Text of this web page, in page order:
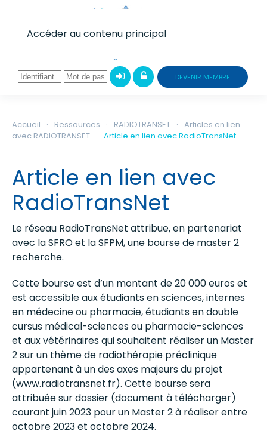
Accéder au contenu principal
DEVENIR MEMBRE
Accueil Ressources RADIOTRANSET
Articles en lien
avec RADIOTRANSET
Article en lien avec RadioTransNet
Article en lien avec
RadioTransNet
Le réseau RadioTransNet attribue, en partenariat
avec la SFRO et la SFPM, une bourse de master 2
recherche.
Cette bourse est d’un montant de 20 000 euros et
est accessible aux étudiants en sciences, internes
en médecine ou pharmacie, étudiants en double
cursus médical-sciences ou pharmacie-sciences
et aux vétérinaires qui souhaitent réaliser un Master
2 sur un thème de radiothérapie préclinique
appartenant à un des axes majeurs du projet
(www.radiotransnet.fr). Cette bourse sera
attribuée sur dossier (document à télécharger)
courant juin 2023 pour un Master 2 à réaliser entre
octobre 2023 et octobre 2024.